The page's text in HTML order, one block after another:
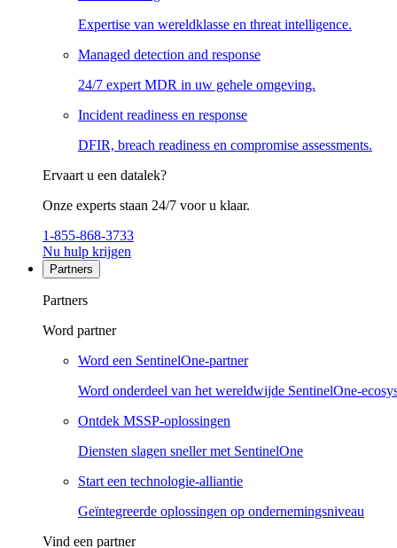
Expertise van wereldklasse en threat intelligence.
Managed detection and response
24/7 expert MDR in uw gehele omgeving.
Incident readiness en response
DFIR, breach readiness en compromise assessments.
Ervaart u een datalek?
Onze experts staan 24/7 voor u klaar.
1-855-868-3733
Nu hulp krijgen
Partners
Partners
Word partner
Word een SentinelOne-partner
Word onderdeel van het wereldwijde SentinelOne-
Ontdek MSSP-oplossingen
Diensten slagen sneller met SentinelOne
Start een technologie-alliantie
Geïntegreerde oplossingen op ondernemingsniveau
Vind een partner